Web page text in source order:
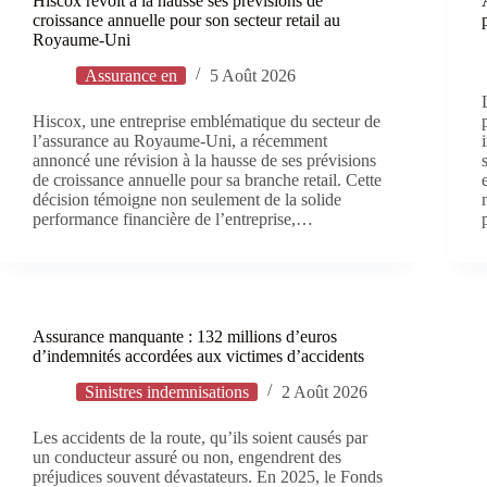
croissance annuelle pour son secteur retail au
Royaume-Uni
Assurance en
5 Août 2026
Hiscox, une entreprise emblématique du secteur de
l’assurance au Royaume-Uni, a récemment
annoncé une révision à la hausse de ses prévisions
de croissance annuelle pour sa branche retail. Cette
décision témoigne non seulement de la solide
performance financière de l’entreprise,…
Assurance manquante : 132 millions d’euros
d’indemnités accordées aux victimes d’accidents
Sinistres indemnisations
2 Août 2026
Les accidents de la route, qu’ils soient causés par
un conducteur assuré ou non, engendrent des
préjudices souvent dévastateurs. En 2025, le Fonds